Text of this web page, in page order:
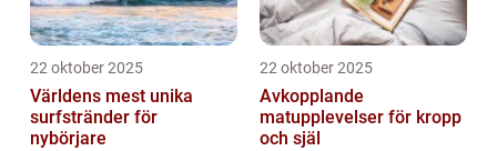
22 oktober 2025
Världens mest unika
surfstränder för
nybörjare
22 oktober 2025
Avkopplande
matupplevelser för kropp
och själ